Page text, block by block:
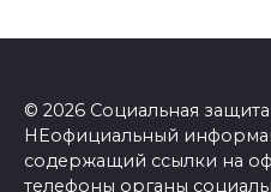
© 2026 Социальная
НЕофициальный
содержащий ссылки на
телефоны органы